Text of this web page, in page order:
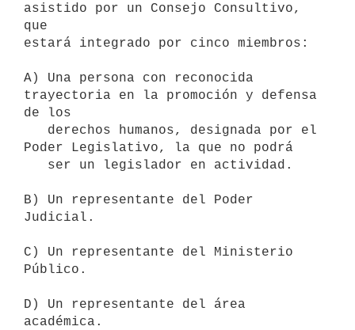
asistido por un Consejo Consultivo,
que
estará integrado por cinco miembros:
A) Una persona con reconocida
trayectoria en la promoción y defensa
de los
Poder Legislativo, la que no podrá
B) Un representante del Poder
Judicial.
C) Un representante del Ministerio
Público.
D) Un representante del área
académica.